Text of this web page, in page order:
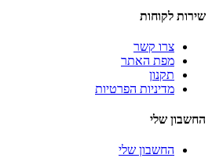
שירות לקוחות
צרו קשר
מפת האתר
תקנון
מדיניות הפרטיות
החשבון שלי
החשבון שלי